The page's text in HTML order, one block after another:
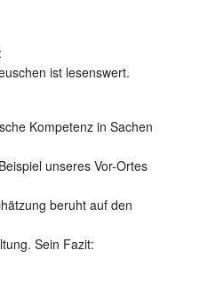
ist lesenswert.
Kompetenz in Sachen
unseres Vor-Ortes
beruht auf den
Sein Fazit: